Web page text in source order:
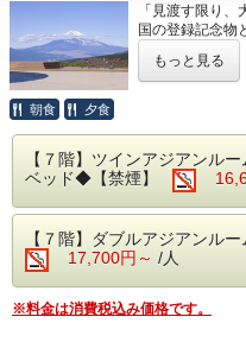
◆エステ・岩盤
事前予約制です
詳細について
い。
す。 ※満車の場
隣のコインパ
い。） ■駐車場
さい。・150円
お客様はかかり
※日が暮れる頃
格別です！
＊体験型の浜
・夕食 17:30
・朝食 7:00～
ます。
ご理解、ご協力
◆大浴場
良質な熱海温泉
「見渡す限り、
国の登録記念物
占め。
是非、十国峠で
＊十国峠にて引
す。
があります。
詳細は＜0557-
もっと見る
朝食 夕食
【７階】ツインアジアンル
ベッド◆【禁煙】
【７階】ダブルアジアン
17,700円～ /人
※料金は消費税込み価格です。